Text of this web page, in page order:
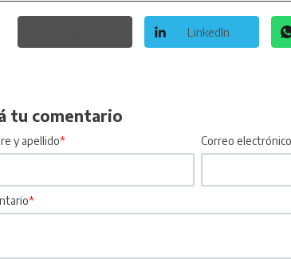
LinkedIn
tu comentario
y apellido* Correo
*